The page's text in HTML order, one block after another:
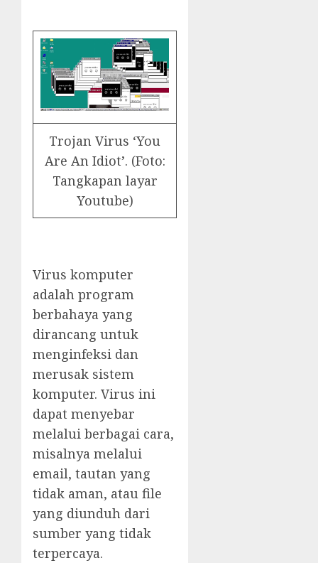
Trojan Virus ‘You
Are An Idiot’. (Foto:
Tangkapan layar
Youtube)
Virus komputer
adalah program
berbahaya yang
dirancang untuk
menginfeksi dan
merusak sistem
komputer. Virus ini
dapat menyebar
melalui berbagai cara,
misalnya melalui
email, tautan yang
tidak aman, atau file
yang diunduh dari
sumber yang tidak
terpercaya.